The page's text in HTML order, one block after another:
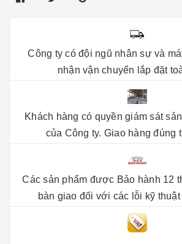
Công ty có đội ngũ nhân sự và
nhận vận chuyển lắp đặt
Khách hàng có quyền giám sát
của Công ty. Giao hàng đúng
Các sản phẩm được Bảo hành 12
bàn giao đối với các lỗi kỹ